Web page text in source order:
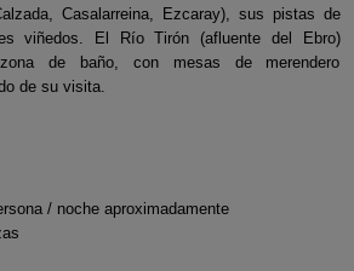
Casalarreina, Ezcaray), sus pistas de
viñedos. El Río Tirón (afluente del Ebro)
de baño, con mesas de merendero
de su visita.
/ noche aproximadamente